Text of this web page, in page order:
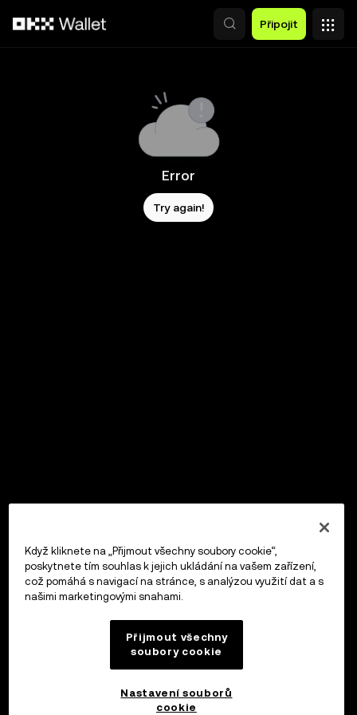
Připojit
Error
Try again!
Když kliknete na „Přijmout všechny soubory cookie“,
poskytnete tím souhlas k jejich ukládání na vašem zařízení,
což pomáhá s navigací na stránce, s analýzou využití dat a s
našimi marketingovými snahami.
Přijmout všechny
soubory cookie
Nastavení souborů
cookie